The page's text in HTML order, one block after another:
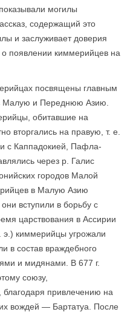
могилы
содержащий это
и заслуживает доверия
о появлении киммерийцев на
посвящены главным
Малую и Переднюю Азию.
обитавшие на
вторгались на правую, т. е.
с Каппадокией, Пафла-
через р. Галис
городов Малой
в Малую Азию
они вступили в борьбу с
царствования в Ассирии
э.) киммерийцы угрожали
в состав враждебного
и мидянами. В 677 г.
союзу,
благодаря привлечению на
вождей — Бартатуа. После